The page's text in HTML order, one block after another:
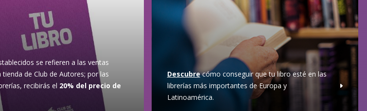
se refieren a las ventas
tienda de Club de Autores; por las
recibirás el 20% del precio de
Descubrecómo conseguir que tu libro esté en las
librerías más importantes de Europa y
Latinoamérica.